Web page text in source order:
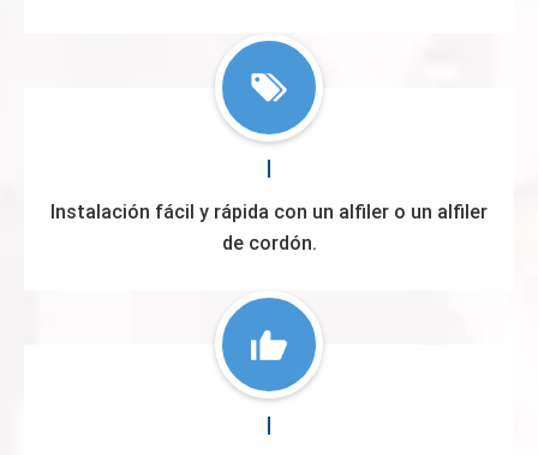
Instalación fácil y rápida con un alfiler o un alfiler
de cordón.